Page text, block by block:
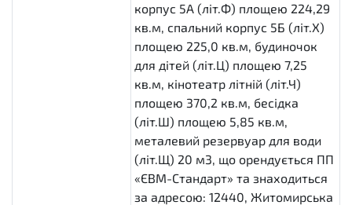
корпус 5А (літ.Ф) площею 224,29
кв.м, спальний корпус 5Б (літ.Х)
площею 225,0 кв.м, будиночок
для дітей (літ.Ц) площею 7,25
кв.м, кінотеатр літній (літ.Ч)
площею 370,2 кв.м, бесідка
(літ.Ш) площею 5,85 кв.м,
металевий резервуар для води
(літ.Щ) 20 м3, що орендується ПП
«ЄВМ-Стандарт» та знаходиться
за адресою: 12440, Житомирська